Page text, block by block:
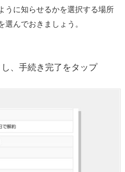
うに知らせるかを選択する場所
選んでおきましょう。
、手続き完了をタップ